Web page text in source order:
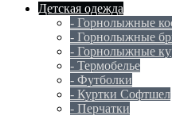
Детская одежда
- Горнолыжные
- Горнолыжные
- Горнолыжные
- Термобелье
- Футболки
- Куртки Софтшел
- Перчатки